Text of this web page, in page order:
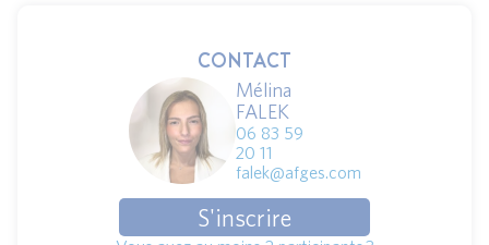
CONTACT
Mélina
FALEK
06 83 59
20 11
falek@afges.com
S'inscrire